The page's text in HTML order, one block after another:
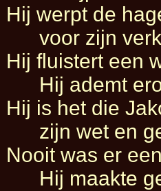
Hij werpt de
voor zijn
Hij fluistert een
Hij ademt
Hij is het die
zijn wet en
Nooit was er
Hij maakte